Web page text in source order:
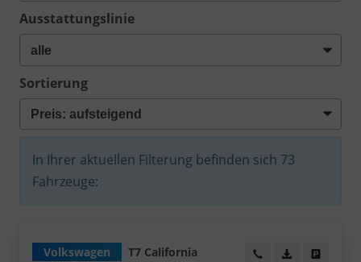
Ausstattungslinie
Sortierung
In Ihrer aktuellen Filterung befinden sich 73
Fahrzeuge:
Volkswagen T7 California Wir rufen Sie an!
PDF-Datei,